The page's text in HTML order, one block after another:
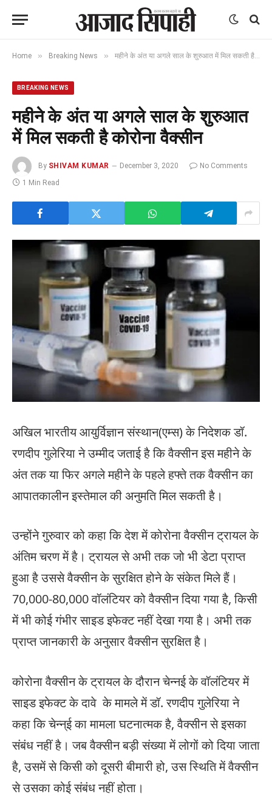
Home » Breaking News » महीने के अंत या अगले साल के शुरुआत में मिल सकती है कोरोना वैक्सीन
BREAKING NEWS
महीने के अंत या अगले साल के शुरुआत
में मिल सकती है कोरोना वैक्सीन
By SHIVAM KUMAR December 3, 2020
No Comments
1 Min Read
अखिल भारतीय आयुर्विज्ञान संस्थान(एम्स) के निदेशक डॉ.
रणदीप गुलेरिया ने उम्मीद जताई है कि वैक्सीन इस महीने के
अंत तक या फिर अगले महीने के पहले हफ्ते तक वैक्सीन का
आपातकालीन इस्तेमाल की अनुमति मिल सकती है।
उन्होंने गुरुवार को कहा कि देश में कोरोना वैक्सीन ट्रायल के
अंतिम चरण में है। ट्रायल से अभी तक जो भी डेटा प्राप्त
हुआ है उससे वैक्सीन के सुरक्षित होने के संकेत मिले हैं।
70,000-80,000 वॉलंटियर को वैक्सीन दिया गया है, किसी
में भी कोई गंभीर साइड इफेक्ट नहीं देखा गया है। अभी तक
प्राप्त जानकारी के अनुसार वैक्सीन सुरक्षित है।
कोरोना वैक्सीन के ट्रायल के दौरान चेन्नई के वॉलंटियर में
साइड इफेक्ट के दावे के मामले में डॉ. रणदीप गुलेरिया ने
कहा कि चेन्न्ई का मामला घटनात्मक है, वैक्सीन से इसका
संबंध नहीं है। जब वैक्सीन बड़ी संख्या में लोगों को दिया जाता
है, उसमें से किसी को दूसरी बीमारी हो, उस स्थिति में वैक्सीन
से उसका कोई संबंध नहीं होता।